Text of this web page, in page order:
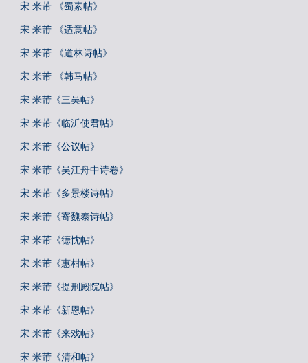
宋 米芾 《蜀素帖》
宋 米芾 《适意帖》
宋 米芾 《道林诗帖》
宋 米芾 《韩马帖》
宋 米芾《三吴帖》
宋 米芾《临沂使君帖》
宋 米芾《公议帖》
宋 米芾《吴江舟中诗卷》
宋 米芾《多景楼诗帖》
宋 米芾《寄魏泰诗帖》
宋 米芾《德忱帖》
宋 米芾《惠柑帖》
宋 米芾《提刑殿院帖》
宋 米芾《新恩帖》
宋 米芾《来戏帖》
宋 米芾《清和帖》